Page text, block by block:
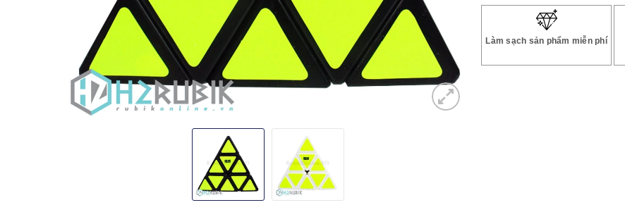
Làm sạch sản phẩm miễn phí